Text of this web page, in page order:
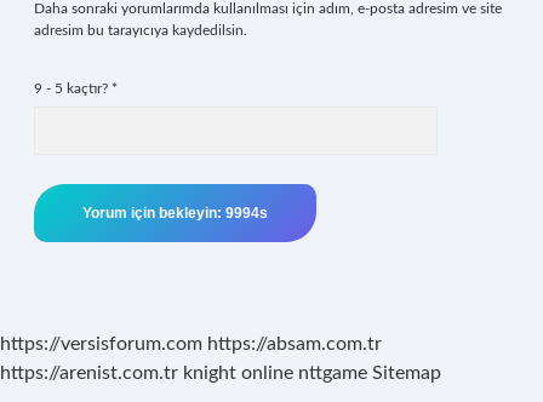
Daha sonraki yorumlarımda kullanılması için adım, e-posta adresim ve site
adresim bu tarayıcıya kaydedilsin.
9 - 5 kaçtır? *
https://versisforum.com https://absam.com.tr
https://arenist.com.tr knight online nttgame Sitemap